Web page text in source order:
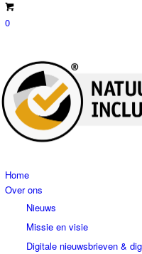
0
Home
Over ons
Nieuws
Missie en visie
Digitale nieuwsbrieven &